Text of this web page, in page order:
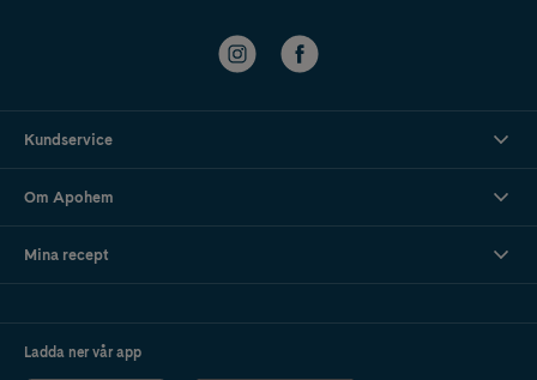
Kundservice
Om Apohem
Mina recept
Ladda ner vår app